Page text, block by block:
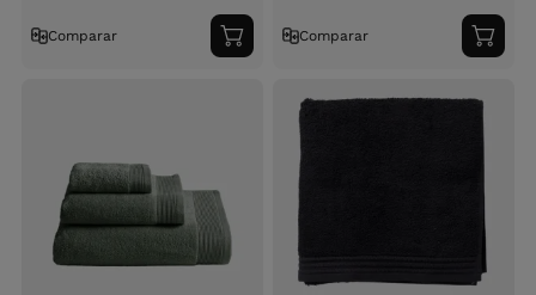
Comparar
Adicionar
ao
Comparar
ao